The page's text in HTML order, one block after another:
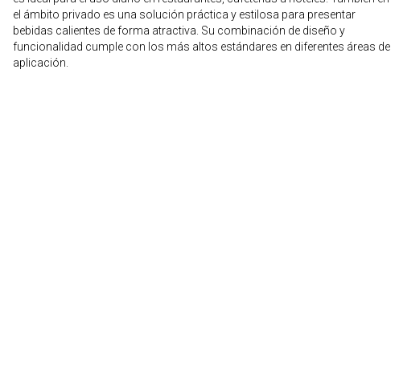
el ámbito privado es una solución práctica y estilosa para presentar
bebidas calientes de forma atractiva. Su combinación de diseño y
funcionalidad cumple con los más altos estándares en diferentes áreas de
aplicación.